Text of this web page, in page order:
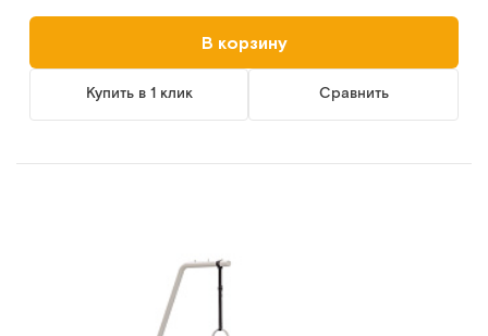
В корзину
Купить в 1 клик Сравнить